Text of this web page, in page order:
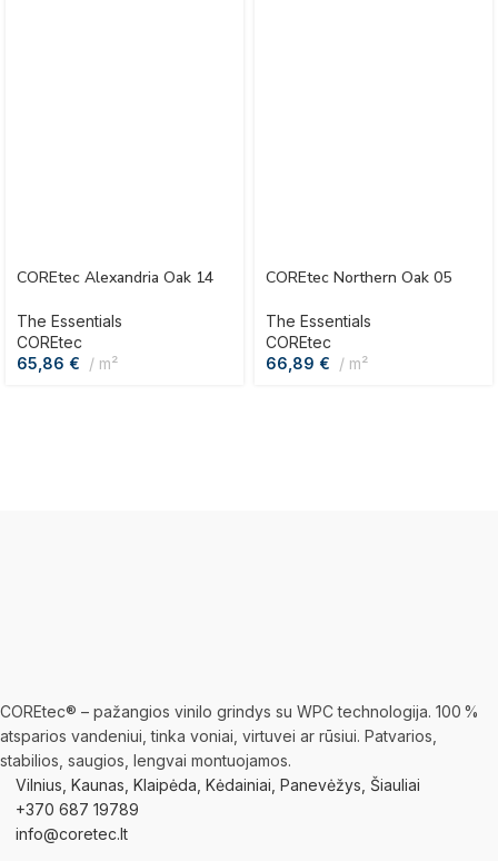
COREtec Alexandria Oak 14
The Essentials
COREtec
65,86 € m²
COREtec Northern Oak 05
The Essentials
COREtec
66,89 € m²
COREtec® – pažangios vinilo grindys su WPC technologija. 100 %
atsparios vandeniui, tinka voniai, virtuvei ar rūsiui. Patvarios,
stabilios, saugios, lengvai montuojamos.
Vilnius, Kaunas, Klaipėda, Kėdainiai, Panevėžys, Šiauliai
+370 687 19789
info@coretec.lt